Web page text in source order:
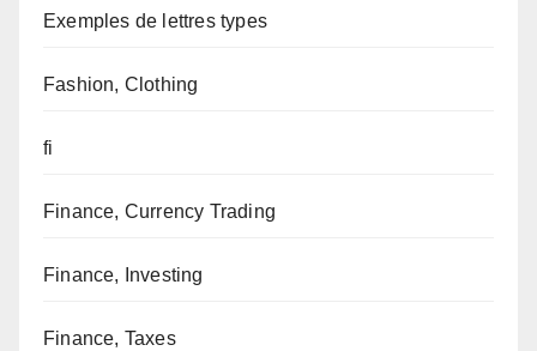
Exemples de lettres types
Fashion, Clothing
fi
Finance, Currency Trading
Finance, Investing
Finance, Taxes